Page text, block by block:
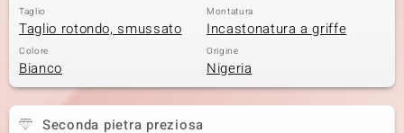
Taglio
Taglio rotondo, smussato
Montatura
Incastonatura a griffe
Colore
Bianco
Origine
Nigeria
Seconda pietra preziosa